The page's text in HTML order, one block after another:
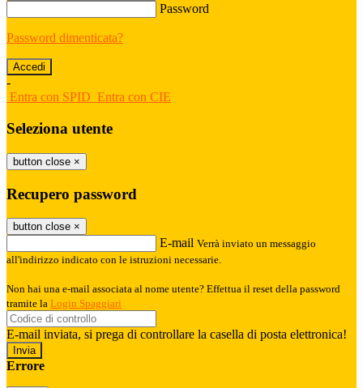
Password
Password dimenticata?
-
Entra con SPID Entra con CIE
Seleziona utente
button close ×
Recupero password
button close ×
E-mail Verrà inviato un messaggio
all'indirizzo indicato con le istruzioni necessarie.
Non hai una e-mail associata al nome utente? Effettua il reset della password
tramite la Login Spaggiari
E-mail inviata, si prega di controllare la casella di posta elettronica!
Errore